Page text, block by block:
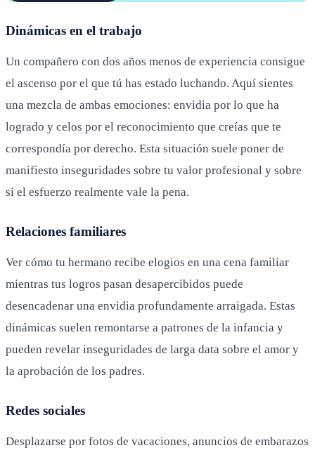
Dinámicas en el trabajo
Un compañero con dos años menos de experiencia consigue
el ascenso por el que tú has estado luchando. Aquí sientes
una mezcla de ambas emociones: envidia por lo que ha
logrado y celos por el reconocimiento que creías que te
correspondía por derecho. Esta situación suele poner de
manifiesto inseguridades sobre tu valor profesional y sobre
si el esfuerzo realmente vale la pena.
Relaciones familiares
Ver cómo tu hermano recibe elogios en una cena familiar
mientras tus logros pasan desapercibidos puede
desencadenar una envidia profundamente arraigada. Estas
dinámicas suelen remontarse a patrones de la infancia y
pueden revelar inseguridades de larga data sobre el amor y
la aprobación de los padres.
Redes sociales
Desplazarse por fotos de vacaciones, anuncios de embarazos